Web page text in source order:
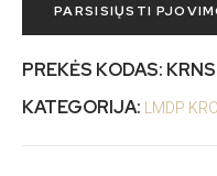
PARSISIŲSTI
PREKĖS KODAS:
KATEGORIJA: LMDP